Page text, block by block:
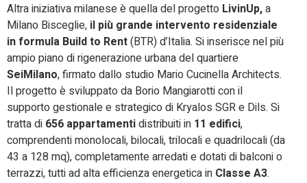
Altra iniziativa milanese è quella del progetto LivinUp,a
Milano Bisceglie, il più grande intervento residenziale
in formula Build to Rent(BTR) d’Italia. Si inserisce nel più
ampio piano di rigenerazione urbana del quartiere
SeiMilano, firmato dallo studio Mario Cucinella Architects.
Il progetto è sviluppato da Borio Mangiarotti con il
supporto gestionale e strategico di Kryalos SGR e Dils. Si
tratta di 656 appartamentidistribuiti in 11 edifici,
comprendenti monolocali, bilocali, trilocali e quadrilocali (da
43 a 128 mq), completamente arredati e dotati di balconi o
terrazzi, tutti ad alta efficienza energetica in Classe A3.